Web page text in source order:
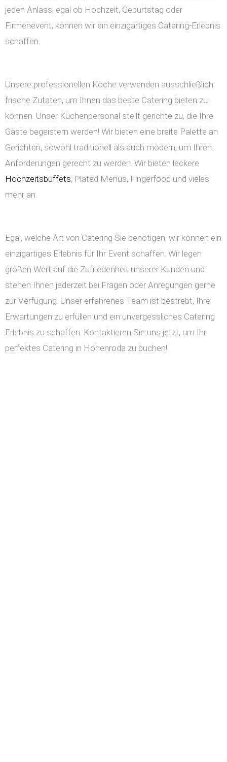
jeden Anlass, egal ob Hochzeit, Geburtstag oder
Firmenevent, können wir ein einzigartiges Catering-Erlebnis
schaffen.
Unsere professionellen Köche verwenden ausschließlich
frische Zutaten, um Ihnen das beste Catering bieten zu
können. Unser Küchenpersonal stellt gerichte zu, die Ihre
Gäste begeistern werden! Wir bieten eine breite Palette an
Gerichten, sowohl traditionell als auch modern, um Ihren
Anforderungen gerecht zu werden. Wir bieten leckere
Hochzeitsbuffets, Plated Menüs, Fingerfood und vieles
mehr an.
Egal, welche Art von Catering Sie benötigen, wir können ein
einzigartiges Erlebnis für Ihr Event schaffen. Wir legen
großen Wert auf die Zufriedenheit unserer Kunden und
stehen Ihnen jederzeit bei Fragen oder Anregungen gerne
zur Verfügung. Unser erfahrenes Team ist bestrebt, Ihre
Erwartungen zu erfüllen und ein unvergessliches Catering
Erlebnis zu schaffen. Kontaktieren Sie uns jetzt, um Ihr
perfektes Catering in Hohenroda zu buchen!